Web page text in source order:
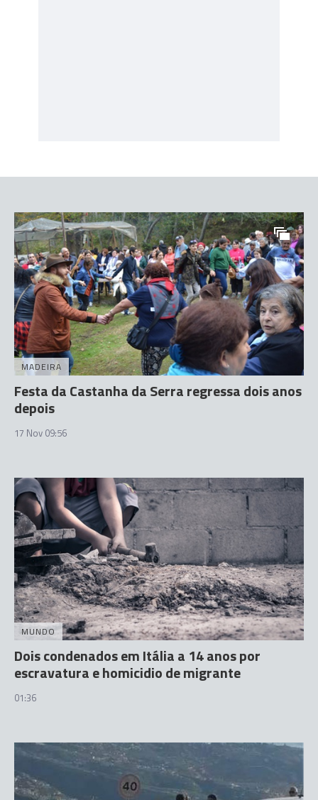
MADEIRA
Festa da Castanha da Serra regressa dois anos
depois
17 Nov 09:56
MUNDO
Dois condenados em Itália a 14 anos por
escravatura e homicidio de migrante
01:36